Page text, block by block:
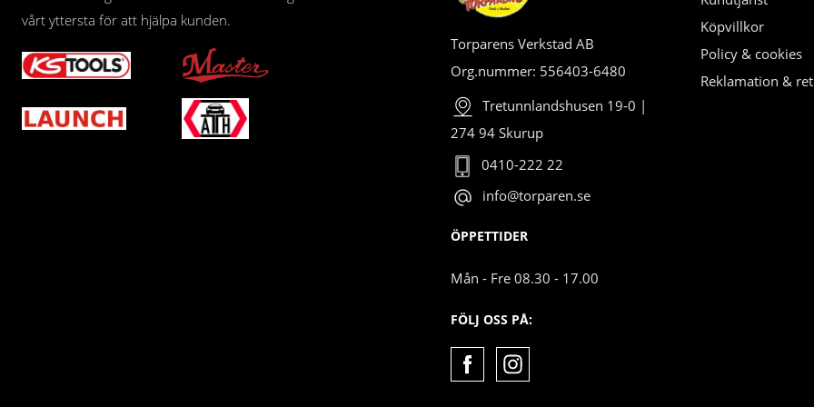
vårt yttersta för att hjälpa kunden.
Torparens Verkstad AB
Org.nummer: 556403-6480
Tretunnlandshusen 19-0 |
274 94 Skurup
0410-222 22
info@torparen.se
ÖPPETTIDER
Mån - Fre 08.30 - 17.00
FÖLJ OSS PÅ:
Köpvillkor
Policy & cookies
Reklamation &